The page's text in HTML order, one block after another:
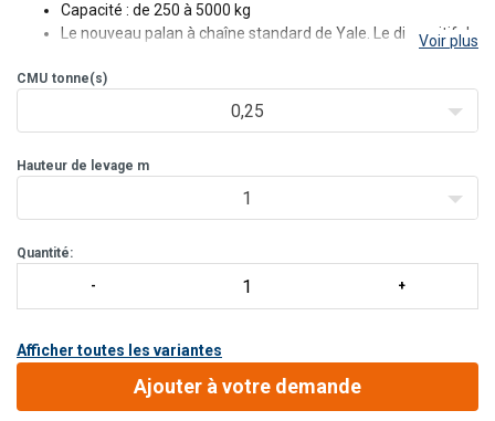
Capacité : de 250 à 5000 kg
Le nouveau palan à chaîne standard de Yale. Le dispositif de
chaîne et garantit un fonctionnement normal. Roulements
de meilleure qualité, la transmission et le guide-chaîne ass
Voir plus
CMU tonne(s)
0,25
Hauteur de levage m
1
Quantité:
Afficher toutes les variantes
Ajouter à votre demande